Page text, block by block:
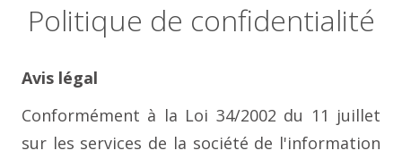
Politique de confidentialité
Avis légal
Conformément à la Loi 34/2002 du 11 juillet
sur les services de la société de l'information